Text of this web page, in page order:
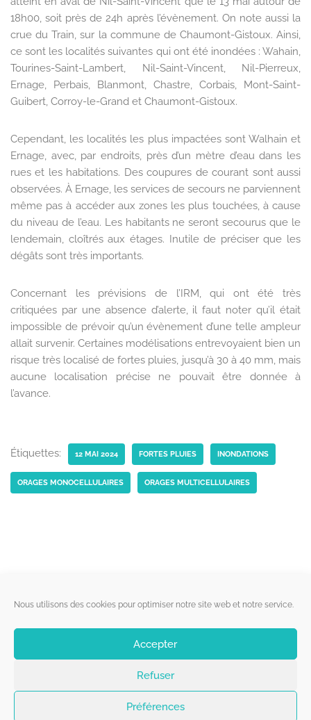
Nous utilisons des cookies pour optimiser notre site web et notre service.
Accepter
Refuser
Préférences
18h00, soit près de 24h après l’évènement. On note aussi la
crue du Train, sur la commune de Chaumont-Gistoux. Ainsi,
ce sont les localités suivantes qui ont été inondées : Wahain,
Tourines-Saint-Lambert, Nil-Saint-Vincent, Nil-Pierreux,
Ernage, Perbais, Blanmont, Chastre, Corbais, Mont-Saint-
Guibert, Corroy-le-Grand et Chaumont-Gistoux.
Cependant, les localités les plus impactées sont Walhain et
Ernage, avec, par endroits, près d’un mètre d’eau dans les
rues et les habitations. Des coupures de courant sont aussi
observées. À Ernage, les services de secours ne parviennent
même pas à accéder aux zones les plus touchées, à cause
du niveau de l’eau. Les habitants ne seront secourus que le
lendemain, cloîtrés aux étages. Inutile de préciser que les
dégâts sont très importants.
Concernant les prévisions de l’IRM, qui ont été très
critiquées par une absence d’alerte, il faut noter qu’il était
impossible de prévoir qu’un évènement d’une telle ampleur
allait survenir. Certaines modélisations entrevoyaient bien un
risque très localisé de fortes pluies, jusqu’à 30 à 40 mm, mais
aucune localisation précise ne pouvait être donnée à
l’avance.
Étiquettes: 12 MAI 2024 FORTES PLUIES INONDATIONS
ORAGES MONOCELLULAIRES ORAGES MULTICELLULAIRES
Liens utiles
Qui sommes-nous ?
Politique de cookies